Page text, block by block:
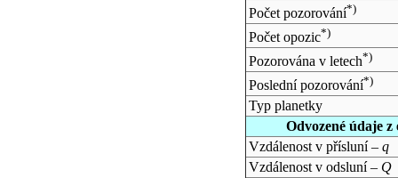
Počet pozorování*)
Počet opozic*)
Pozorována v letech*)
Poslední pozorování*)
Typ planetky
Odvozené údaje
Vzdálenost v přísluní – q
Vzdálenost v odsluní – Q